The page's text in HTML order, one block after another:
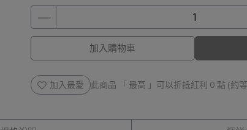
加入購物車
加入最愛 此商品 「 最高 」可以折抵紅利 0 點 (約